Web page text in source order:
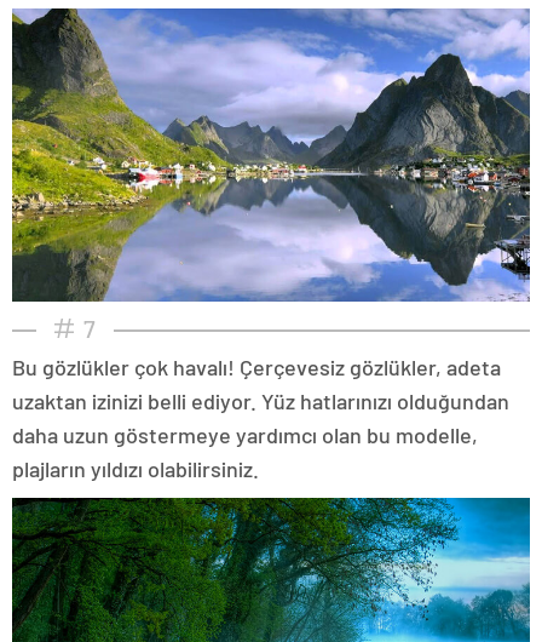
7
Bu gözlükler çok havalı! Çerçevesiz gözlükler, adeta
uzaktan izinizi belli ediyor. Yüz hatlarınızı olduğundan
daha uzun göstermeye yardımcı olan bu modelle,
plajların yıldızı olabilirsiniz.